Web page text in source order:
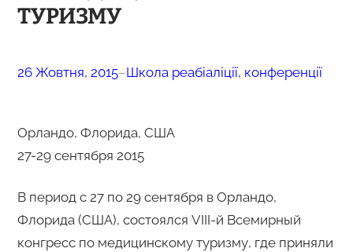
ТУРИЗМУ
26 Жовтня, 2015–Школа реабіаліції, конференції
Орландо, Флорида, США
27-29 сентября 2015
В период с 27 по 29 сентября в Орландо,
Флорида (США), состоялся VIII-й Всемирный
конгресс по медицинскому туризму, где приняли